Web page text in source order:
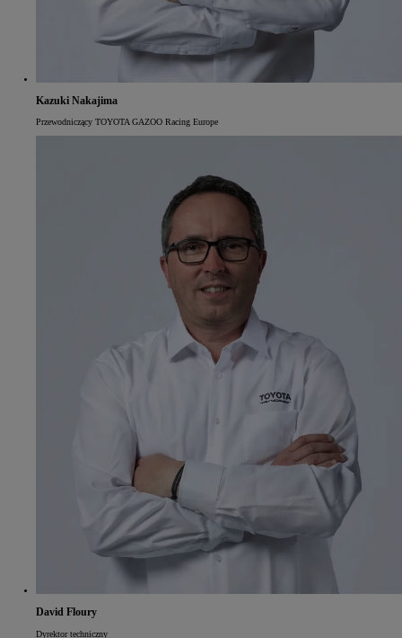
Kazuki Nakajima
Przewodniczący TOYOTA GAZOO Racing Europe
David Floury
Dyrektor techniczny